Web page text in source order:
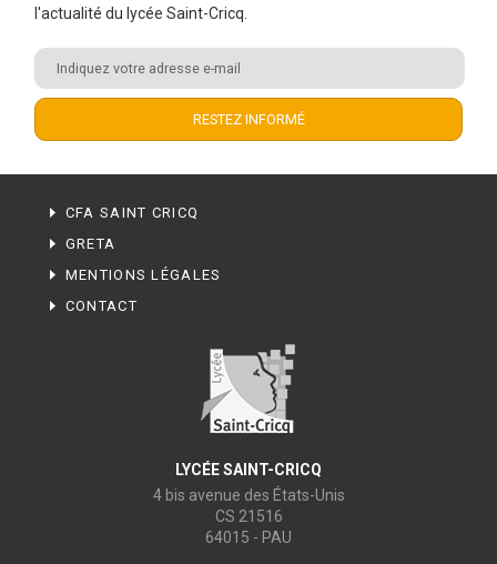
l'actualité du lycée Saint-Cricq.
CFA SAINT CRICQ
GRETA
MENTIONS LÉGALES
CONTACT
LYCÉE SAINT-CRICQ
4 bis avenue des États-Unis
CS 21516
64015 - PAU